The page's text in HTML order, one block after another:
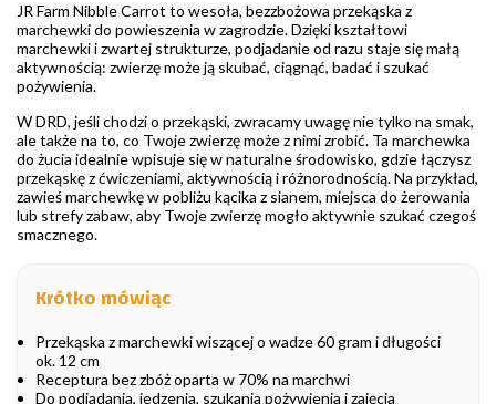
JR Farm Nibble Carrot to wesoła, bezzbożowa przekąska z
marchewki do powieszenia w zagrodzie. Dzięki kształtowi
marchewki i zwartej strukturze, podjadanie od razu staje się małą
aktywnością: zwierzę może ją skubać, ciągnąć, badać i szukać
pożywienia.
W DRD, jeśli chodzi o przekąski, zwracamy uwagę nie tylko na smak,
ale także na to, co Twoje zwierzę może z nimi zrobić. Ta marchewka
do żucia idealnie wpisuje się w naturalne środowisko, gdzie łączysz
przekąskę z ćwiczeniami, aktywnością i różnorodnością. Na przykład,
zawieś marchewkę w pobliżu kącika z sianem, miejsca do żerowania
lub strefy zabaw, aby Twoje zwierzę mogło aktywnie szukać czegoś
smacznego.
Krótko mówiąc
Przekąska z marchewki wiszącej o wadze 60 gram i długości
ok. 12 cm
Receptura bez zbóż oparta w 70% na marchwi
Do podjadania, jedzenia, szukania pożywienia i zajęcia